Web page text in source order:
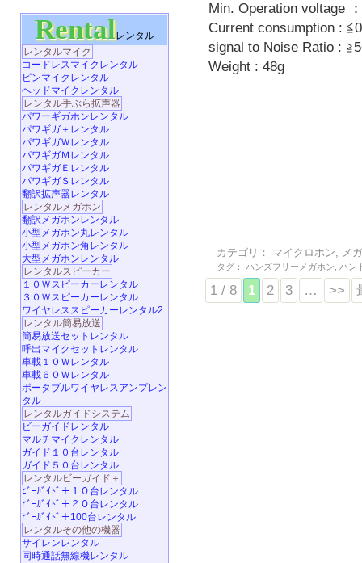
Min. Operation voltage
Current consumption :
signal to Noise Ratio :
Weight : 48g
カテゴリ： マイクロホン メ
タグ： ハンズフリーメガホン ハン
1 / 8 1 2 3 … >>
Rentalレンタル
レンタルマイク
コードレスマイクレンタル
ピンマイクレンタル
ヘッドマイクレンタル
レンタル手ぶら拡声器
パワーギガホンレンタル
パワギガ＋レンタル
パワギガＷレンタル
パワギガＭレンタル
パワギガＥレンタル
パワギガＳレンタル
翻訳拡声器レンタル
レンタルメガホン
翻訳メガホンレンタル
小型メガホン丸レンタル
小型メガホン角レンタル
大型メガホンレンタル
レンタルスピーカー
１０Ｗスピーカーレンタル
３０Ｗスピーカーレンタル
ワイヤレススピーカーレンタル2
レンタル簡易放送
簡易放送セットレンタル
呼出マイクセットレンタル
車載１０Ｗレンタル
車載６０Ｗレンタル
ポータブルワイヤレスアンプレン
タル
レンタルガイドシステム
ビーガイドレンタル
マルチマイクレンタル
ガイド１０台レンタル
ガイド５０台レンタル
レンタルビーガイド＋
ﾋﾞｰｶﾞｲﾄﾞ＋１０台レンタル
ﾋﾞｰｶﾞｲﾄﾞ＋２０台レンタル
ﾋﾞｰｶﾞｲﾄﾞ＋100台レンタル
レンタルその他の機器
サイレンレンタル
同時通話無線機レンタル